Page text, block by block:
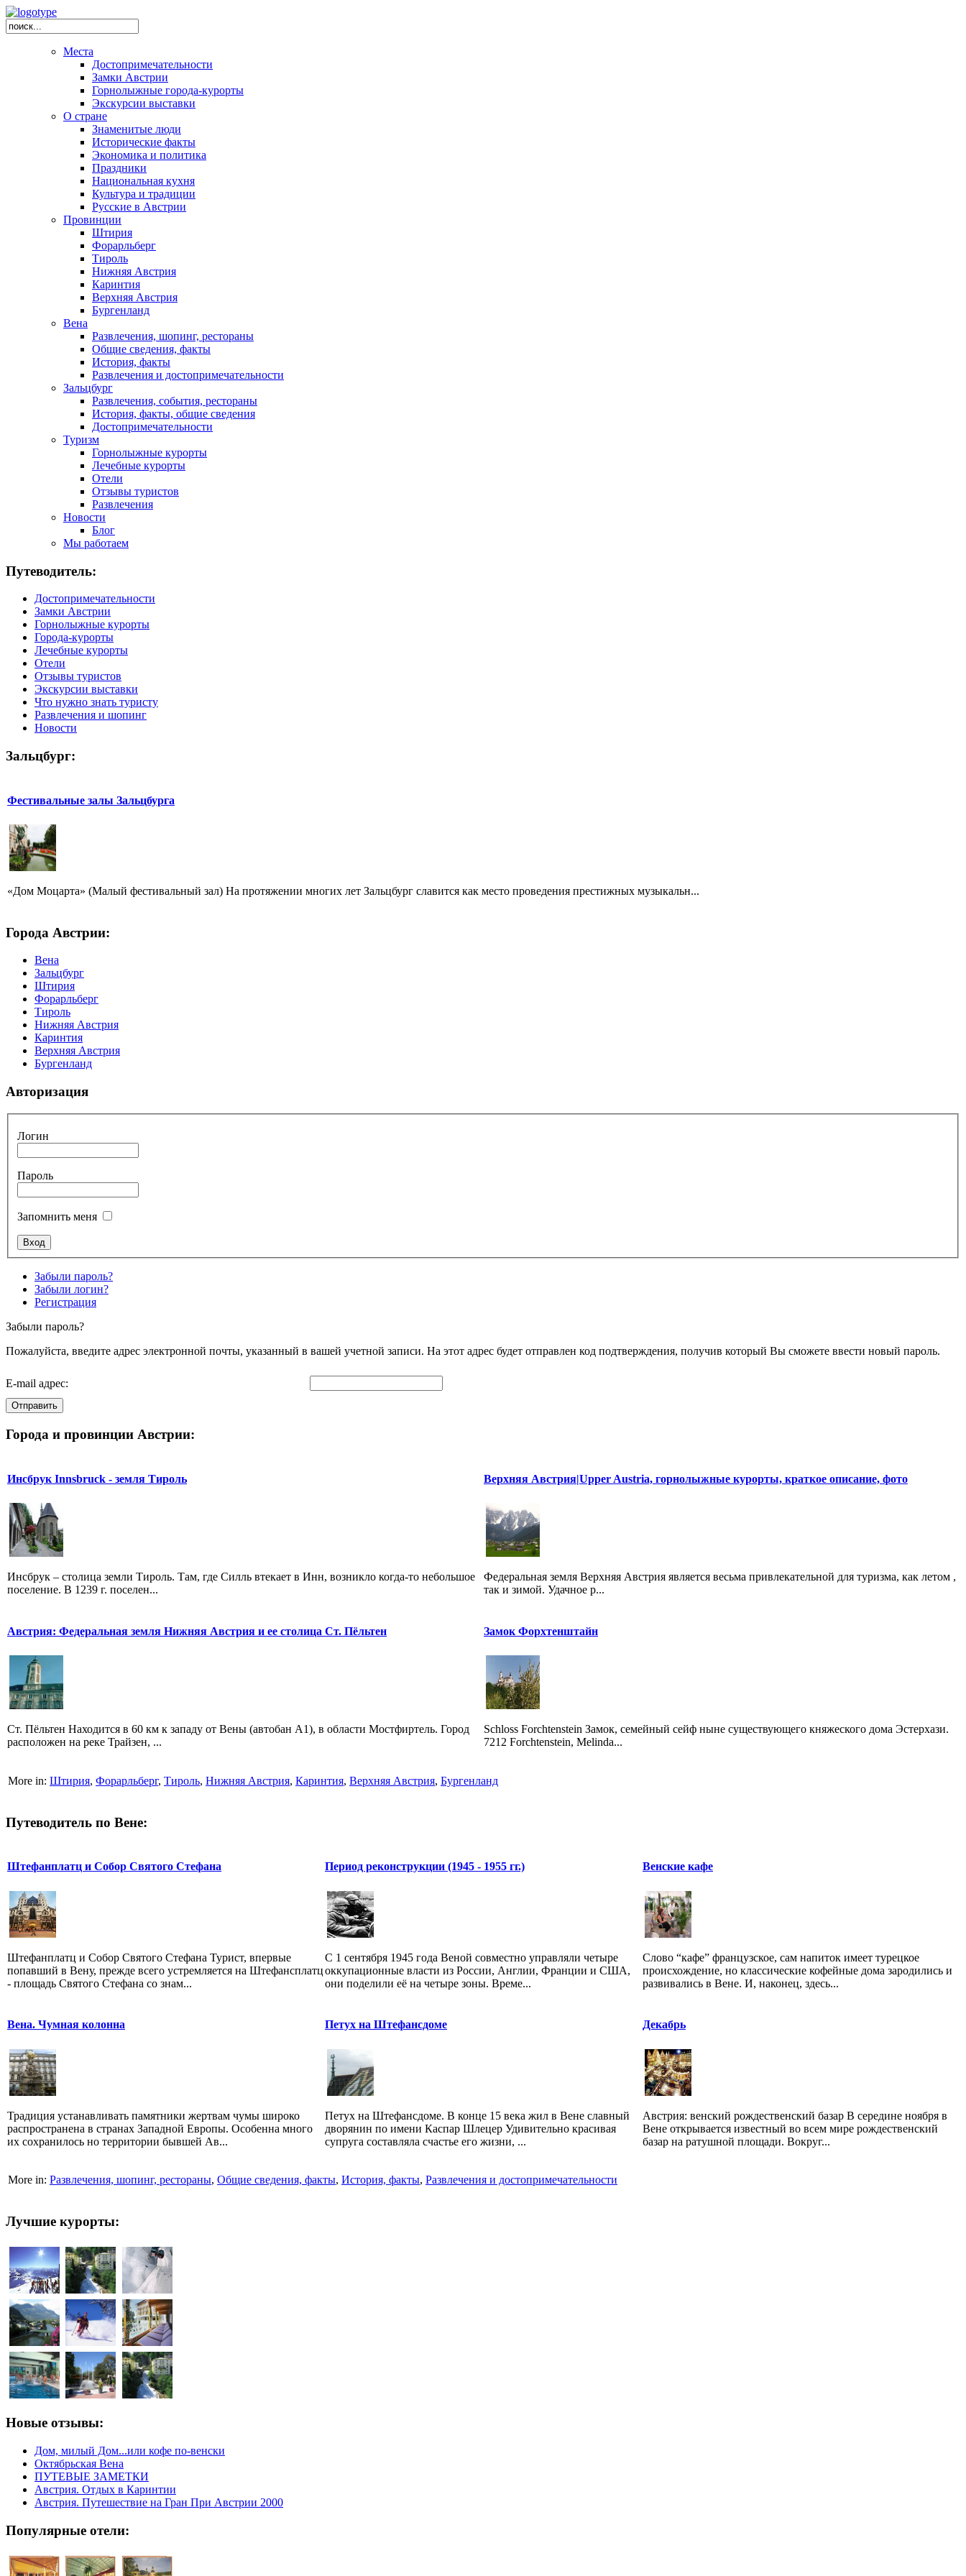
Места
Достопримечательности
Замки Австрии
Горнолыжные города-курорты
Экскурсии выставки
О стране
Знаменитые люди
Исторические факты
Экономика и политика
Праздники
Национальная кухня
Культура и традиции
Русские в Австрии
Провинции
Штирия
Форарльберг
Тироль
Нижняя Австрия
Каринтия
Верхняя Австрия
Бургенланд
Вена
Развлечения, шопинг, рестораны
Общие сведения, факты
История, факты
Развлечения и достопримечательности
Зальцбург
Развлечения, события, рестораны
История, факты, общие сведения
Достопримечательности
Туризм
Горнолыжные курорты
Лечебные курорты
Отели
Отзывы туристов
Развлечения
Новости
Блог
Мы работаем
Путеводитель:
Достопримечательности
Замки Австрии
Горнолыжные курорты
Города-курорты
Лечебные курорты
Отели
Отзывы туристов
Экскурсии выставки
Что нужно знать туристу
Развлечения и шопинг
Новости
Зальцбург:
Фестивальные залы Зальцбурга
«Дом Моцарта» (Малый фестивальный зал) На протяжении многих лет Зальцбург славится как место проведения престижных музыкальн...
Города Австрии:
Вена
Зальцбург
Штирия
Форарльберг
Тироль
Нижняя Австрия
Каринтия
Верхняя Австрия
Бургенланд
Авторизация
Логин
Пароль
Запомнить меня
Забыли пароль?
Забыли логин?
Регистрация
Забыли пароль?
Пожалуйста, введите адрес электронной почты, указанный в вашей учетной записи. На этот адрес будет отправлен код подтверждения, получив который Вы сможете ввести новый пароль.
E-mail адрес:
Отправить
Города и провинции Австрии:
Инсбрук Innsbruck - земля Тироль
Инсбрук – столица земли Тироль. Там, где Силль втекает в Инн, возникло когда-то небольшое
поселение. В 1239 г. поселен...
Верхняя Австрия|Upper Austria, горнолыжные курорты, краткое описание, фото
Федеральная земля Верхняя Австрия является весьма привлекательной для туризма, как летом ,
так и зимой. Удачное р...
Австрия: Федеральная земля Нижняя Австрия и ее столица Ст. Пёльтен
Ст. Пёльтен Находится в 60 км к западу от Вены (автобан А1), в области Мостфиртель. Город
расположен на реке Трайзен, ...
Замок Форхтенштайн
Schloss Forchtenstein Замок, семейный сейф ныне существующего княжеского дома Эстерхази.
7212 Forchtenstein, Melinda...
More in: Штирия, Форарльберг, Тироль, Нижняя Австрия, Каринтия, Верхняя Австрия, Бургенланд
Путеводитель по Вене:
Штефанплатц и Собор Святого Стефана
Штефанплатц и Собор Святого Стефана Турист, впервые
попавший в Вену, прежде всего устремляется на Штефансплатц
- площадь Святого Сте­фана со знам...
Период реконструкции (1945 - 1955 гг.)
С 1 сентября 1945 года Веной совместно управляли четыре
оккупационные власти из России, Англии, Франции и США,
они поделили её на четыре зоны. Време...
Венские кафе
Слово “кафе” французское, сам напиток имеет турецкое
происхождение, но классические кофейные дома зародились и
развивались в Вене. И, наконец, здесь...
Вена. Чумная колонна
Традиция устанавливать памятники жертвам чумы широко
распространена в странах Западной Европы. Особенна много
их сохранилось но территории бывшей Ав...
Петух на Штефансдоме
Петух на Штефансдоме. В конце 15 века жил в Вене славный
дворянин по имени Каспар Шлецер Удивительно красивая
супруга составляла счастье его жизни, ...
Декабрь
Австрия: венский рождественский базар В середине ноября в
Вене открывается известный во всем мире рождественский
базар на ратушной площади. Вокруг...
More in: Развлечения, шопинг, рестораны, Общие сведения, факты, История, факты, Развлечения и достопримечательности
Лучшие курорты:
Новые отзывы:
Дом, милый Дом...или кофе по-венски
Октябрьская Вена
ПУТЕВЫЕ ЗАМЕТКИ
Австрия. Отдых в Каринтии
Австрия. Путешествие на Гран При Австрии 2000
Популярные отели: